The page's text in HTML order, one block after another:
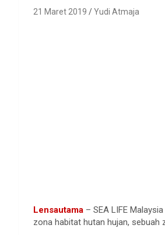
21 Maret 2019 Yudi Atmaja
Lensautama – SEA LIFE
zona habitat hutan hujan, sebuah